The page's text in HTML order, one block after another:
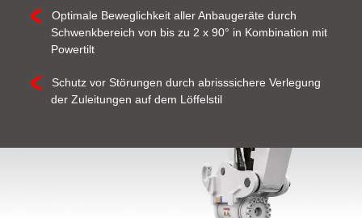
Optimale Beweglichkeit aller Anbaugeräte durch
Schwenkbereich von bis zu 2 x 90° in Kombination mit
Powertilt
Schutz vor Störungen durch abrisssichere Verlegung
der Zuleitungen auf dem Löffelstil